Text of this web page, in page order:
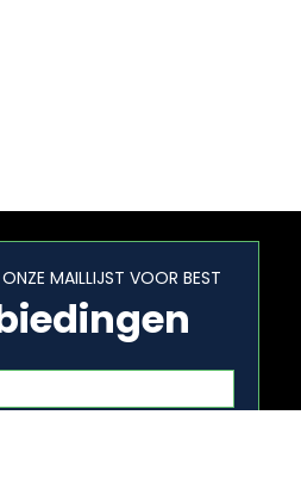
MAILLIJST VOOR BEST